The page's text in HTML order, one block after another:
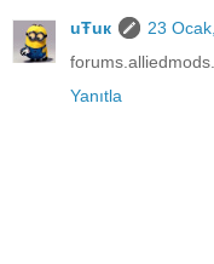
uŦuк
23
Yanıtla